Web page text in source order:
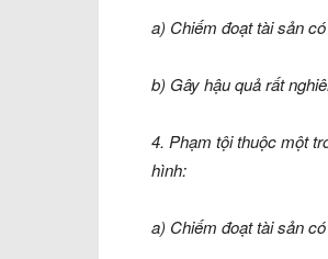
a) Chiếm đoạt tài sản
b) Gây hậu quả rất
4. Phạm tội thuộc một
hình:
a) Chiếm đoạt tài sản